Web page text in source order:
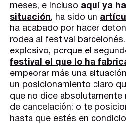
meses, e incluso aquí ya
situación, ha sido un
ha acabado por hacer
rodea al festival
explosivo, porque el
festival el que lo ha
empeorar más una
un posicionamiento claro
que no dice absolutamente
de cancelación: o te
hasta que estés en